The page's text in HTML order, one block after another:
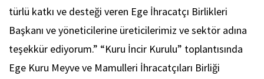
türlü katkı ve desteği veren Ege İhracatçı Birlikleri
Başkanı ve yöneticilerine üreticilerimiz ve sektör adına
teşekkür ediyorum.” “Kuru İncir Kurulu” toplantısında
Ege Kuru Meyve ve Mamulleri İhracatçıları Birliği